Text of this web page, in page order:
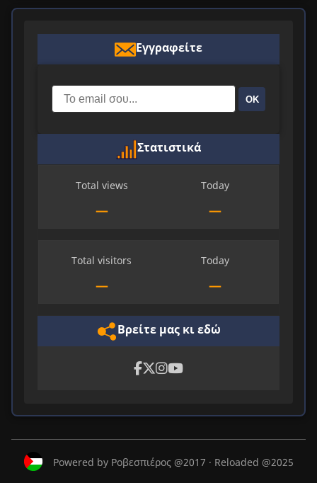
Εγγραφείτε
ΟΚ
Στατιστικά
Total views
—
Today
—
Total visitors
—
Today
—
Βρείτε μας κι εδώ
Powered by Ροβεσπιέρος @2017 · Reloaded @2025